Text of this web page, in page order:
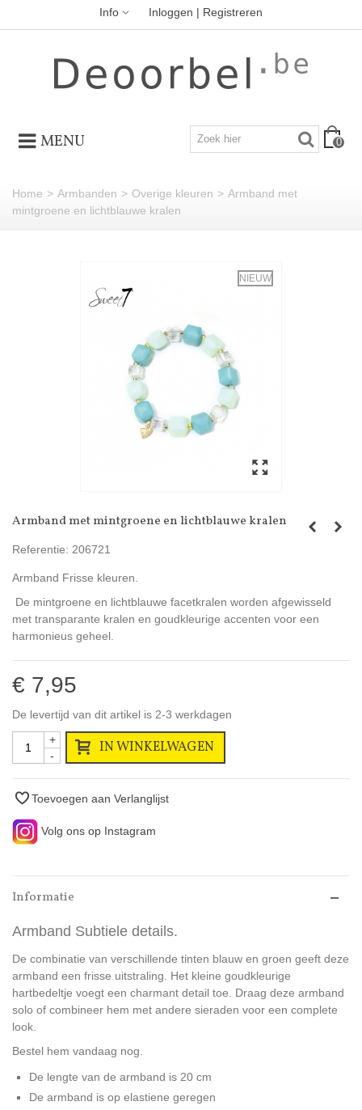
Info Inloggen | Registreren
MENU 0
Home > Armbanden > Overige kleuren > Armband met
mintgroene en lichtblauwe kralen
NIEUW
Armband met mintgroene en lichtblauwe kralen
Referentie: 206721
Armband Frisse kleuren.
De mintgroene en lichtblauwe facetkralen worden afgewisseld
met transparante kralen en goudkleurige accenten voor een
harmonieus geheel.
€ 7,95
De levertijd van dit artikel is 2-3 werkdagen
-
+ IN WINKELWAGEN
Toevoegen aan Verlanglijst
Volg ons op Instagram
Informatie
Armband Subtiele details.
De combinatie van verschillende tinten blauw en groen geeft deze
armband een frisse uitstraling. Het kleine goudkleurige
hartbedeltje voegt een charmant detail toe. Draag deze armband
solo of combineer hem met andere sieraden voor een complete
look.
Bestel hem vandaag nog.
De lengte van de armband is 20 cm
De armband is op elastiene geregen